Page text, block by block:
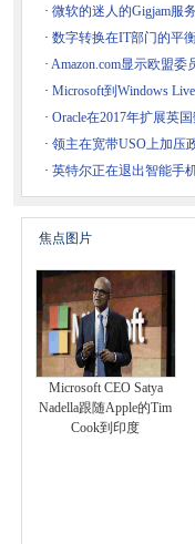
· 微软的迷人的Gigjam服
· 数字转换在IT部门的平
· Amazon.com显示欧盟
· Microsoft到Windows
· Oracle在2017年扩展英
· 领主在宽带USO上加压
· 英特尔正在退出智能手
焦点图片
Microsoft CEO Satya
Nadella跟随Apple的Tim
Cook到印度